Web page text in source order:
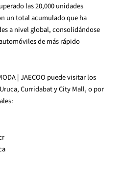
las 20,000 unidades
un total acumulado que ha
a nivel global, consolidándose
de más rápido
| JAECOO puede visitar los
Curridabat y City Mall, o por